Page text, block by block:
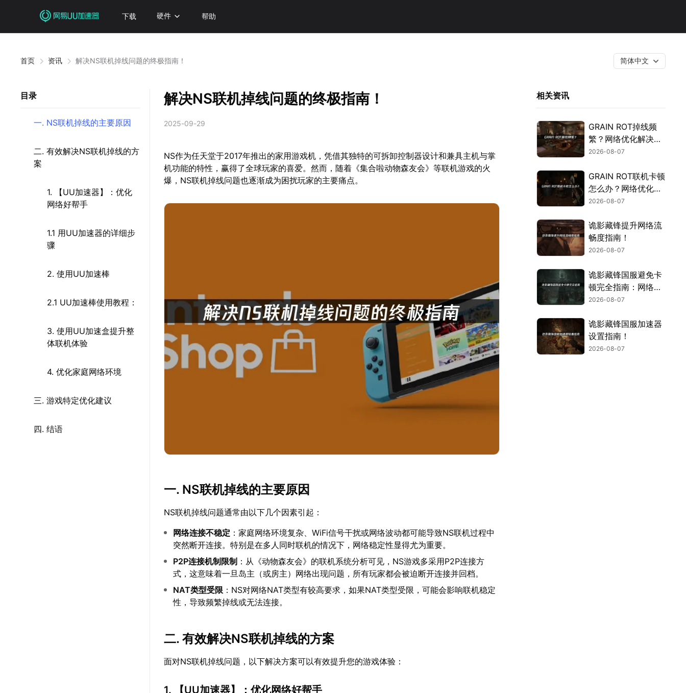
下载 硬件 帮助
首页 资讯 解决NS联机掉线问题的终极指南！ 简体中文
目录
一. NS联机掉线的主要原因
二. 有效解决NS联机掉线的方
案
1. 【UU加速器】：优化
网络好帮手
1.1 用UU加速器的详细步
骤
2. 使用UU加速棒
2.1 UU加速棒使用教程：
3. 使用UU加速盒提升整
体联机体验
4. 优化家庭网络环境
三. 游戏特定优化建议
四. 结语
解决NS联机掉线问题的终极指南！
2025-09-29
NS作为任天堂于2017年推出的家用游戏机，凭借其独特的可拆卸控制器设计和兼具主机与掌
机功能的特性，赢得了全球玩家的喜爱。然而，随着《集合啦动物森友会》等联机游戏的火
爆，NS联机掉线问题也逐渐成为困扰玩家的主要痛点。
一. NS联机掉线的主要原因
NS联机掉线问题通常由以下几个因素引起：
网络连接不稳定 ：家庭网络环境复杂、WiFi信号干扰或网络波动都可能导致NS联机过程中
突然断开连接。特别是在多人同时联机的情况下，网络稳定性显得尤为重要。
P2P连接机制限制 ：从《动物森友会》的联机系统分析可见，NS游戏多采用P2P连接方
式，这意味着一旦岛主（或房主）网络出现问题，所有玩家都会被迫断开连接并回档。
NAT类型受限 ：NS对网络NAT类型有较高要求，如果NAT类型受限，可能会影响联机稳定
性，导致频繁掉线或无法连接。
二. 有效解决NS联机掉线的方案
面对NS联机掉线问题，以下解决方案可以有效提升您的游戏体验：
1. 【UU加速器】：优化网络好帮手
相关资讯
GRAIN ROT掉线频
繁？网络优化解决指
南！
2026-08-07
GRAIN ROT联机卡顿
怎么办？网络优化解
决方案！
2026-08-07
诡影藏锋提升网络流
畅度指南！
2026-08-07
诡影藏锋国服避免卡
顿完全指南：网络优
化与解决技巧！
2026-08-07
诡影藏锋国服加速器
设置指南！
2026-08-07